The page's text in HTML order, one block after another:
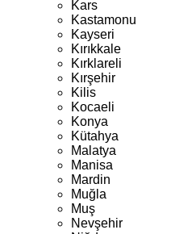
Kars
Kastamonu
Kayseri
Kırıkkale
Kırklareli
Kırşehir
Kilis
Kocaeli
Konya
Kütahya
Malatya
Manisa
Mardin
Muğla
Muş
Nevşehir